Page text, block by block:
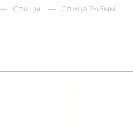
Спицы Спица 245мм